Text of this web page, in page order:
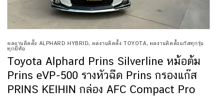
ผลงานติดตั้ง ALPHARD HYBRID, ผลงานติดตั้ง TOYOTA, ผลงานติดตั้งแก๊สทุกรุ่น
ทุกยี่ห้อ
Toyota Alphard Prins Silverline หม้อต้ม
Prins eVP-500 รางหัวฉีด Prins กรองแก๊ส
PRINS KEIHIN กล่อง AFC Compact Pro